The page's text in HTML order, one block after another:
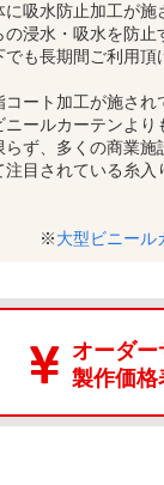
吸水防止加工が施
の浸水・吸水を防止
も長期間ご利用頂
コート加工が施され
ールカーテンより
らず、多くの商業
目されている糸入
※大型ビニール
オーダー
製作価格